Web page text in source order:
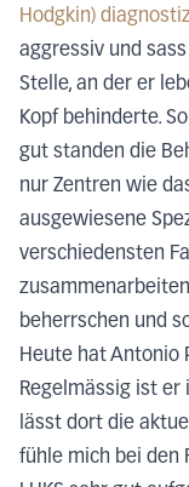
Hodgkin)
aggressiv und
Stelle, an der er
Kopf behinderte.
gut standen die
nur Zentren wie
ausgewiesene
verschiedensten
beherrschen und
Heute hat Antonio
Regelmässig ist er
lässt dort die
fühle mich bei den